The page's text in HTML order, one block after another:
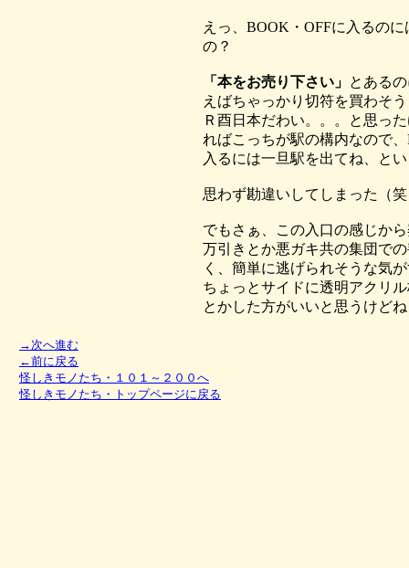
えっ、BOOK・OFFに入るの
の？
「本をお売り下さい」 とある
えばちゃっかり切符を買わそ
Ｒ酉日本だわい。。。と思っ
ればこっちが駅の構内なので
入るには一旦駅を出てね、と
思わず勘違いしてしまった（
でもさぁ、この入口の感じか
万引きとか悪ガキ共の集団で
く、簡単に逃げられそうな気
ちょっとサイドに透明アクリ
とかした方がいいと思うけど
→次へ進む
←前に戻る
怪しきモノたち・１０１～２００へ
怪しきモノたち・トップページに戻る